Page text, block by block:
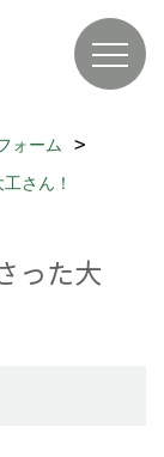
ォーム
さん！
った大